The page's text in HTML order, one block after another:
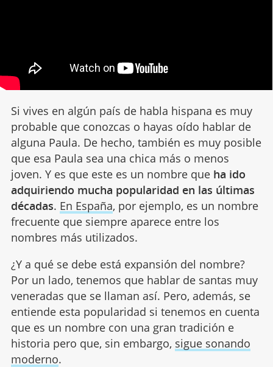
Si vives en algún país de habla hispana es muy
probable que conozcas o hayas oído hablar de
alguna Paula. De hecho, también es muy posible
que esa Paula sea una chica más o menos
joven. Y es que este es un nombre que ha ido
adquiriendo mucha popularidad en las últimas
décadas. En España, por ejemplo, es un nombre
frecuente que siempre aparece entre los
nombres más utilizados.
¿Y a qué se debe está expansión del nombre?
Por un lado, tenemos que hablar de santas muy
veneradas que se llaman así. Pero, además, se
entiende esta popularidad si tenemos en cuenta
que es un nombre con una gran tradición e
historia pero que, sin embargo, sigue sonando
moderno.